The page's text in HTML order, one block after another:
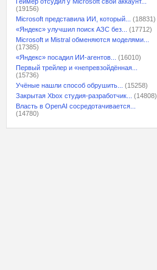
(19156)
Microsoft представила ИИ, который...
(18831)
«Яндекс» улучшил поиск АЗС без...
(17712)
Microsoft и Mistral обменяются моделями...
(17385)
«Яндекс» посадил ИИ-агентов...
(16010)
Первый трейлер и «непревзойдённая...
(15736)
Учёные нашли способ обрушить...
(15258)
Закрытая Xbox студия-разработчик...
(14808)
Власть в OpenAI сосредотачивается...
(14780)